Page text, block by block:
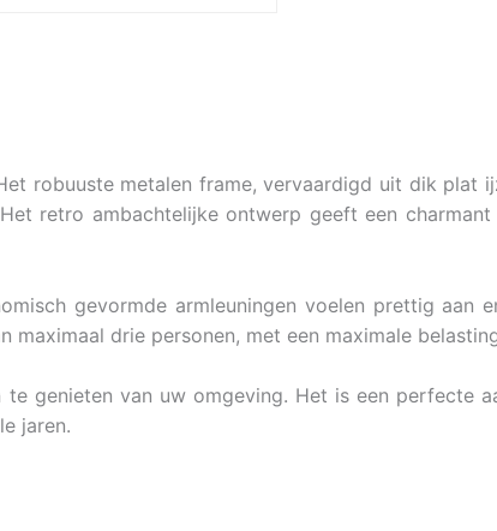
robuuste metalen frame, vervaardigd uit dik plat
retro ambachtelijke ontwerp geeft een
gevormde armleuningen voelen prettig aan
drie personen, met een maximale
genieten van uw omgeving. Het is een perfecte
jaren.